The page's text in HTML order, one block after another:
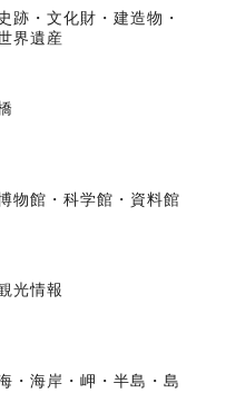
史跡・文化財・建造物・
界遺産
物館・科学館・資料館
光情報
・海岸・岬・半島・島